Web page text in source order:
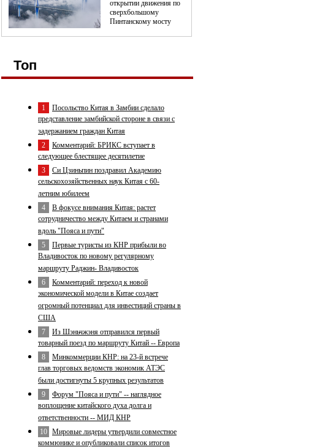
Топ
1 Посольство Китая в Замбии сделало
представление замбийской стороне в связи с
задержанием граждан Китая
2 Комментарий: БРИКС вступает в
следующее блестящее десятилетие
3 Си Цзиньпин поздравил Академию
сельскохозяйственных наук Китая с 60-
летним юбилеем
4 В фокусе внимания Китая: растет
сотрудничество между Китаем и странами
вдоль "Пояса и пути"
5 Первые туристы из КНР прибыли во
Владивосток по новому регулярному
маршруту Раджин- Владивосток
6 Комментарий: переход к новой
экономической модели в Китае создает
огромный потенциал для инвестиций страны в
США
7 Из Шэньчжэня отправился первый
товарный поезд по маршруту Китай -- Европа
8 Минкоммерции КНР: на 23-й встрече
глав торговых ведомств экономик АТЭС
были достигнуты 5 крупных результатов
9 Форум "Пояса и пути" -- наглядное
воплощение китайского духа долга и
ответственности -- МИД КНР
10 Мировые лидеры утвердили совместное
коммюнике и опубликовали список итогов